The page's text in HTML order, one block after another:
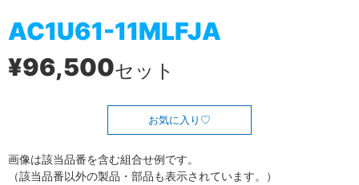
AC1U61-11MLFJA
¥96,500セット
お気に入り
画像は該当品番を含む組合せ例です。
（該当品番以外の製品・部品も表示されています。）